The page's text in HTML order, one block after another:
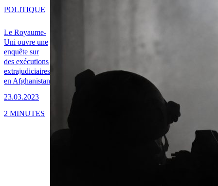
Le Royaume-
Uni ouvre une
enquête sur
des exécutions
extrajudiciaires
en Afghanistan
23.03.2023
POLITIQUE
2 MINUTES